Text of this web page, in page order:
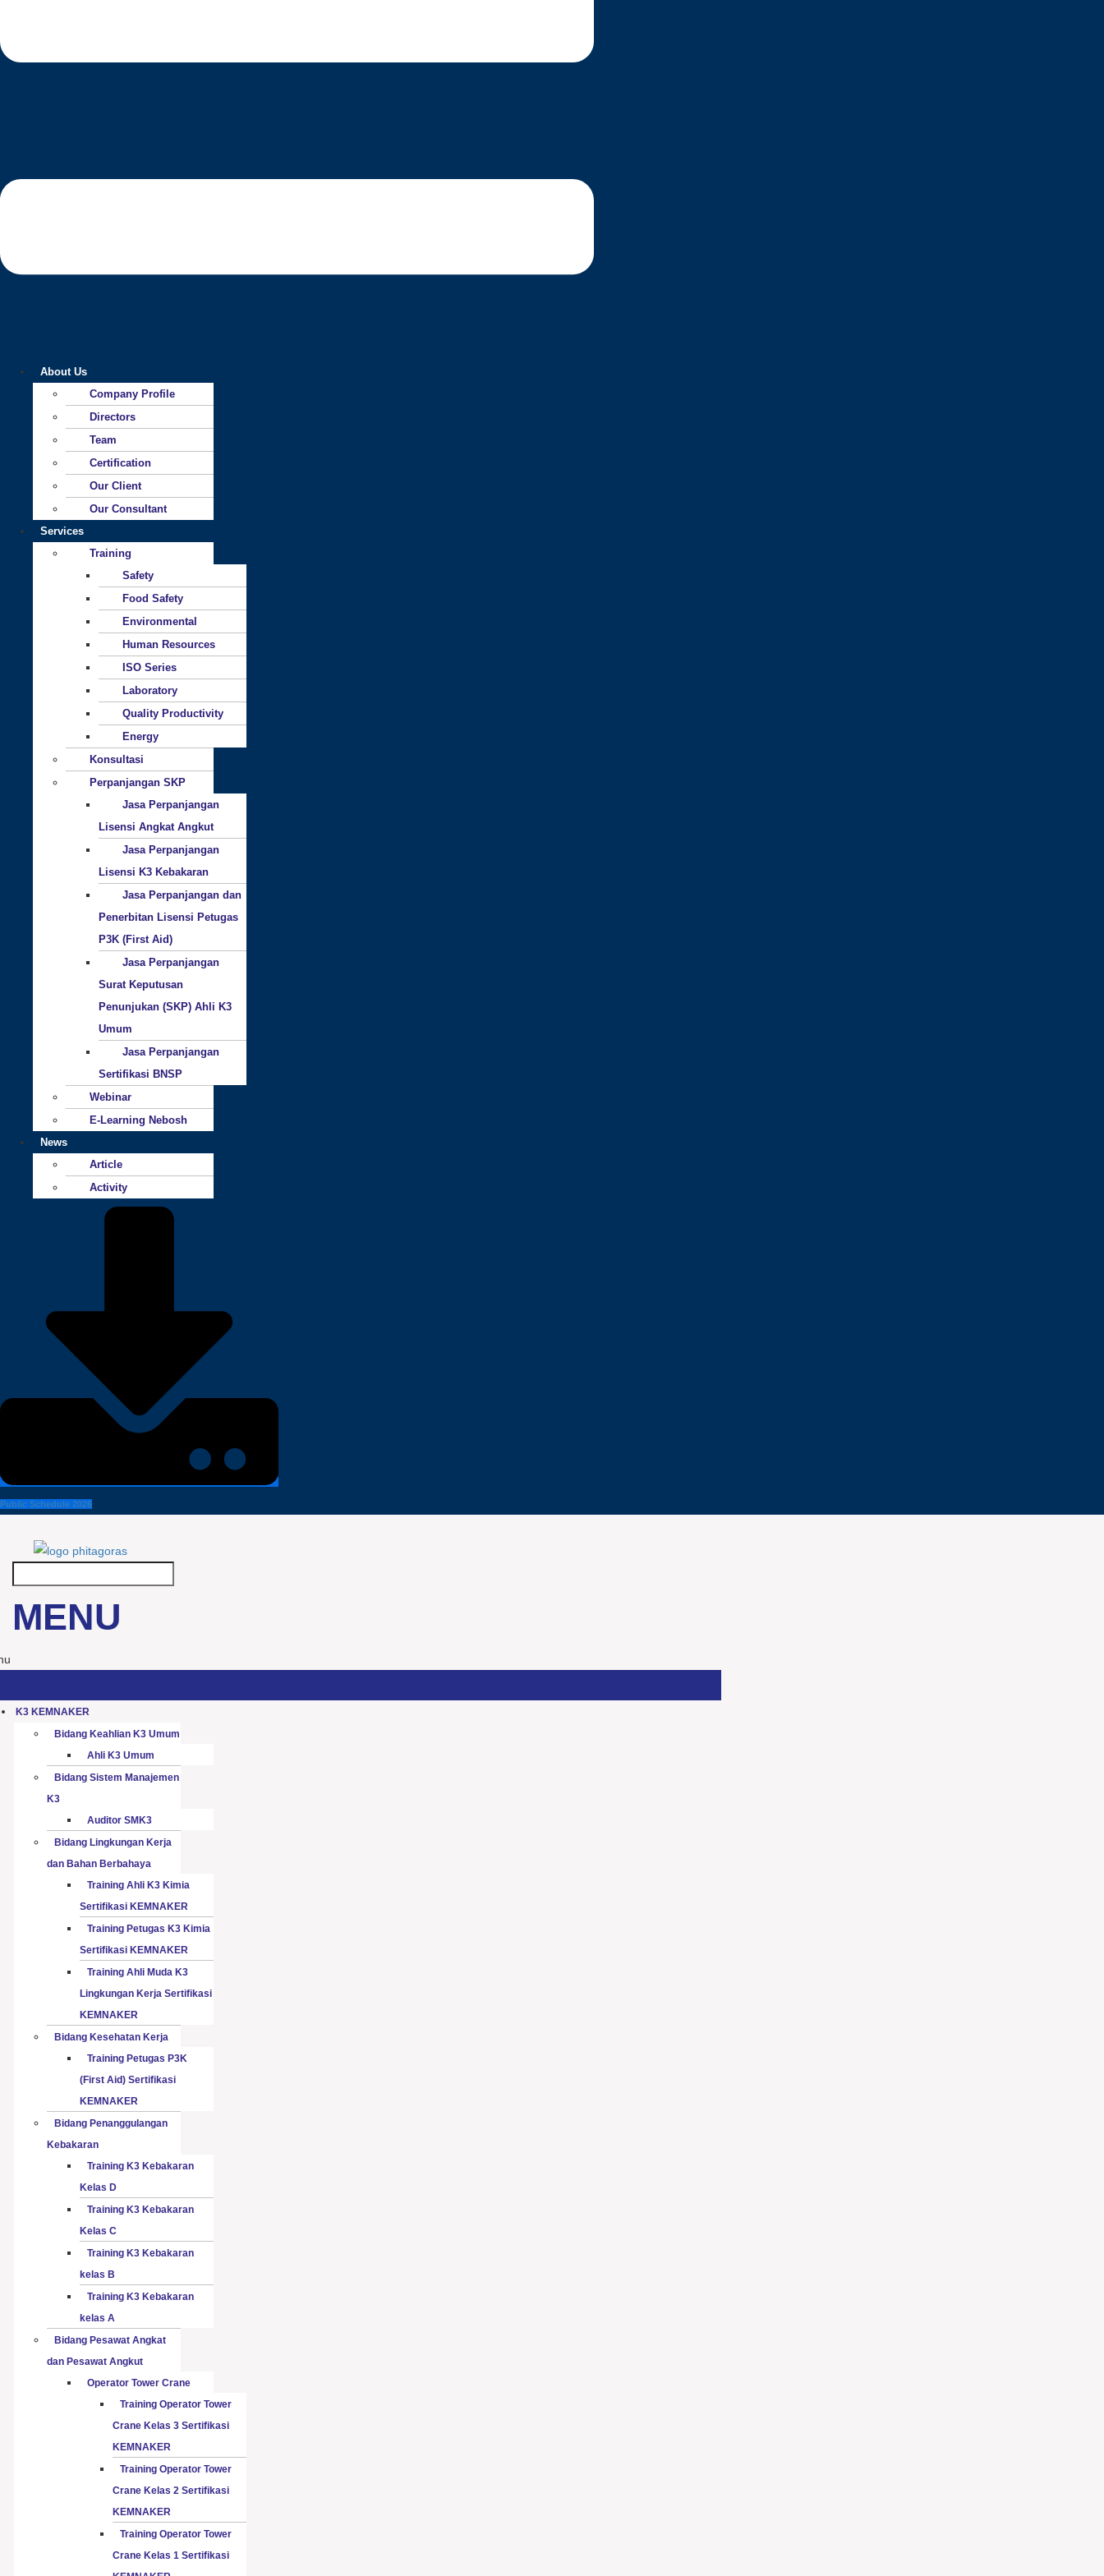
About Us
Company Profile
Directors
Team
Certification
Our Client
Our Consultant
Services
Training
Safety
Food Safety
Environmental
Human Resources
ISO Series
Laboratory
Quality Productivity
Energy
Konsultasi
Perpanjangan SKP
Jasa Perpanjangan
Lisensi Angkat Angkut
Jasa Perpanjangan
Lisensi K3 Kebakaran
Jasa Perpanjangan dan
Penerbitan Lisensi Petugas
P3K (First Aid)
Jasa Perpanjangan
Surat Keputusan
Penunjukan (SKP) Ahli K3
Umum
Jasa Perpanjangan
Sertifikasi BNSP
Webinar
E-Learning Nebosh
News
Article
Activity
Public Schedule 2026
MENU
K3 KEMNAKER
Bidang Keahlian K3 Umum
Ahli K3 Umum
Bidang Sistem Manajemen
K3
Auditor SMK3
Bidang Lingkungan Kerja
dan Bahan Berbahaya
Training Ahli K3 Kimia
Sertifikasi KEMNAKER
Training Petugas K3 Kimia
Sertifikasi KEMNAKER
Training Ahli Muda K3
Lingkungan Kerja Sertifikasi
KEMNAKER
Bidang Kesehatan Kerja
Training Petugas P3K
(First Aid) Sertifikasi
KEMNAKER
Bidang Penanggulangan
Kebakaran
Training K3 Kebakaran
Kelas D
Training K3 Kebakaran
Kelas C
Training K3 Kebakaran
kelas B
Training K3 Kebakaran
kelas A
Bidang Pesawat Angkat
dan Pesawat Angkut
Operator Tower Crane
Training Operator Tower
Crane Kelas 3 Sertifikasi
KEMNAKER
Training Operator Tower
Crane Kelas 2 Sertifikasi
KEMNAKER
Training Operator Tower
Crane Kelas 1 Sertifikasi